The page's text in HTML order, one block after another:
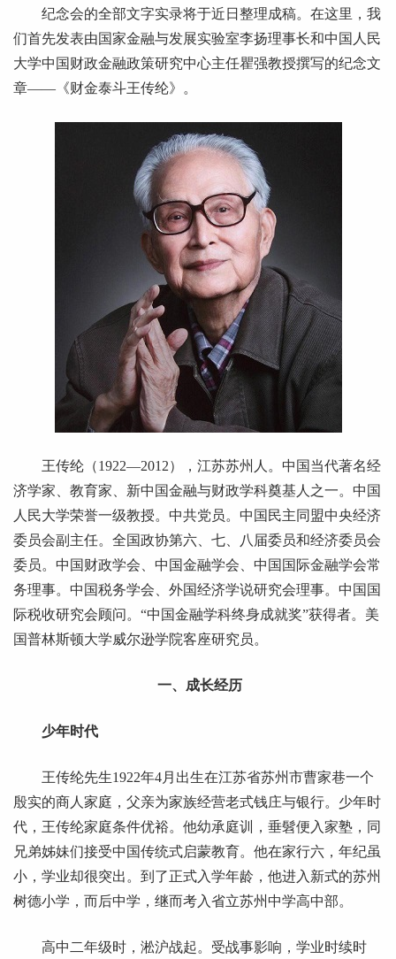
纪念会的全部文字实录将于近日整理成稿。在这里，我
们首先发表由国家金融与发展实验室李扬理事长和中国人民
大学中国财政金融政策研究中心主任瞿强教授撰写的纪念文
章——《财金泰斗王传纶》。
王传纶（1922—2012），江苏苏州人。中国当代著名经
济学家、教育家、新中国金融与财政学科奠基人之一。中国
人民大学荣誉一级教授。中共党员。中国民主同盟中央经济
委员会副主任。全国政协第六、七、八届委员和经济委员会
委员。中国财政学会、中国金融学会、中国国际金融学会常
务理事。中国税务学会、外国经济学说研究会理事。中国国
际税收研究会顾问。“中国金融学科终身成就奖”获得者。美
国普林斯顿大学威尔逊学院客座研究员。
一、成长经历
少年时代
王传纶先生1922年4月出生在江苏省苏州市曹家巷一个
殷实的商人家庭，父亲为家族经营老式钱庄与银行。少年时
代，王传纶家庭条件优裕。他幼承庭训，垂髫便入家塾，同
兄弟姊妹们接受中国传统式启蒙教育。他在家行六，年纪虽
小，学业却很突出。到了正式入学年龄，他进入新式的苏州
树德小学，而后中学，继而考入省立苏州中学高中部。
高中二年级时，淞沪战起。受战事影响，学业时续时